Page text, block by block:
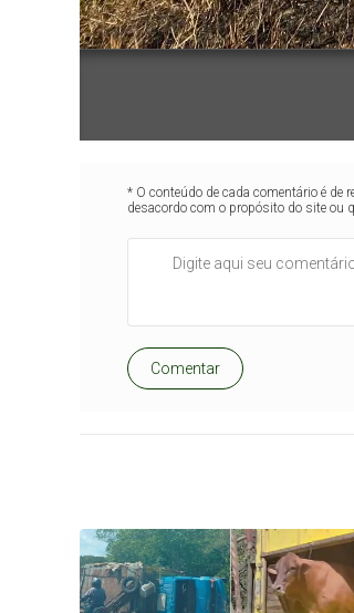
* O conteúdo de cada comentário é de
desacordo com o propósito do site ou
Comentar